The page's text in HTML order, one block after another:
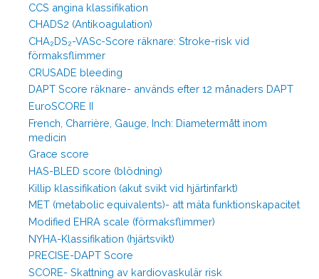
CCS angina klassifikation
CHADS2 (Antikoagulation)
CHA₂DS₂-VASc-Score räknare: Stroke-risk vid
förmaksflimmer
CRUSADE bleeding
DAPT Score räknare- används efter 12 månaders DAPT
EuroSCORE II
French, Charrière, Gauge, Inch: Diametermått inom
medicin
Grace score
HAS-BLED score (blödning)
Killip klassifikation (akut svikt vid hjärtinfarkt)
MET (metabolic equivalents)- att mäta funktionskapacitet
Modified EHRA scale (förmaksflimmer)
NYHA-Klassifikation (hjärtsvikt)
PRECISE-DAPT Score
SCORE- Skattning av kardiovaskulär risk